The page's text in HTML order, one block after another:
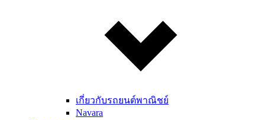
เกี่ยวกับรถยนต์พาณิชย์
Navara